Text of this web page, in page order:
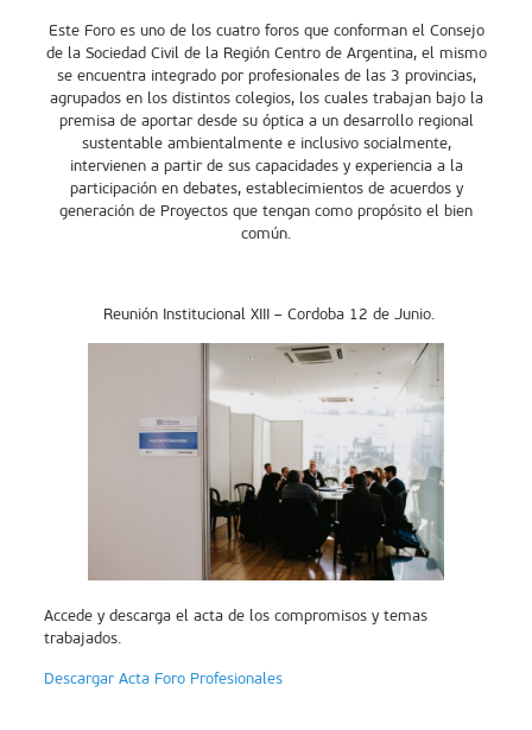
Este Foro es uno de los cuatro foros que conforman el Consejo
de la Sociedad Civil de la Región Centro de Argentina, el mismo
se encuentra integrado por profesionales de las 3 provincias,
agrupados en los distintos colegios, los cuales trabajan bajo la
premisa de aportar desde su óptica a un desarrollo regional
sustentable ambientalmente e inclusivo socialmente,
intervienen a partir de sus capacidades y experiencia a la
participación en debates, establecimientos de acuerdos y
generación de Proyectos que tengan como propósito el bien
común.
Reunión Institucional XIII – Cordoba 12 de Junio.
Accede y descarga el acta de los compromisos y temas
trabajados.
Descargar Acta Foro Profesionales